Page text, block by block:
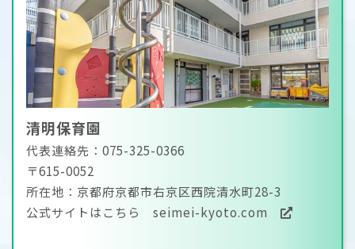
清明保育園
代表連絡先：075-325-0366
〒615-0052
所在地：京都府京都市右京区西院清水町28-3
公式サイトはこちら seimei-kyoto.com